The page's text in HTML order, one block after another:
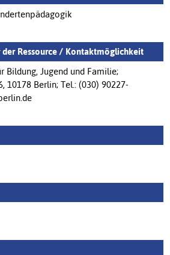
Ressource / Kontaktmöglichkeit
Bildung, Jugend und Familie;
10178 Berlin; Tel.: (030) 90227-